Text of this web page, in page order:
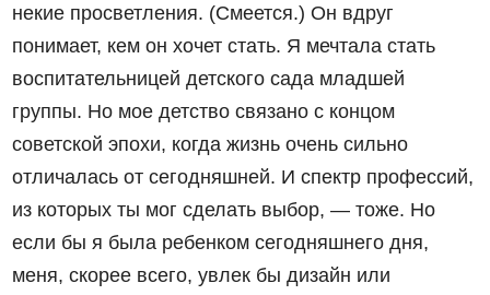
некие просветления. (Смеется.) Он вдруг
понимает, кем он хочет стать. Я мечтала стать
воспитательницей детского сада младшей
группы. Но мое детство связано с концом
советской эпохи, когда жизнь очень сильно
отличалась от сегодняшней. И спектр профессий,
из которых ты мог сделать выбор, — тоже. Но
если бы я была ребенком сегодняшнего дня,
меня, скорее всего, увлек бы дизайн или